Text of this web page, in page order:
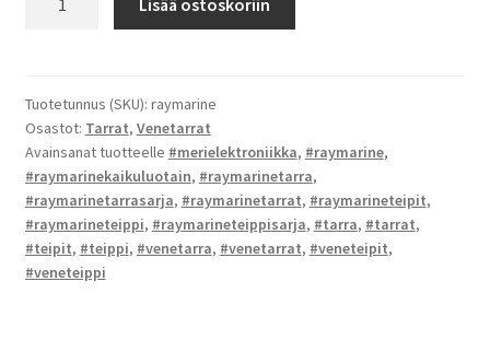
Lisää ostoskoriin
Tuotetunnus (SKU): raymarine
Osastot: Tarrat, Venetarrat
Avainsanat tuotteelle #merielektroniikka, #raymarine,
#raymarinekaikuluotain, #raymarinetarra,
#raymarinetarrasarja, #raymarinetarrat, #raymarineteipit,
#raymarineteippi, #raymarineteippisarja, #tarra, #tarrat,
#teipit, #teippi, #venetarra, #venetarrat, #veneteipit,
#veneteippi